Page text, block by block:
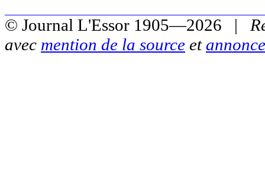
© Journal L'Essor 1905—2026 |
avec mention de la source et